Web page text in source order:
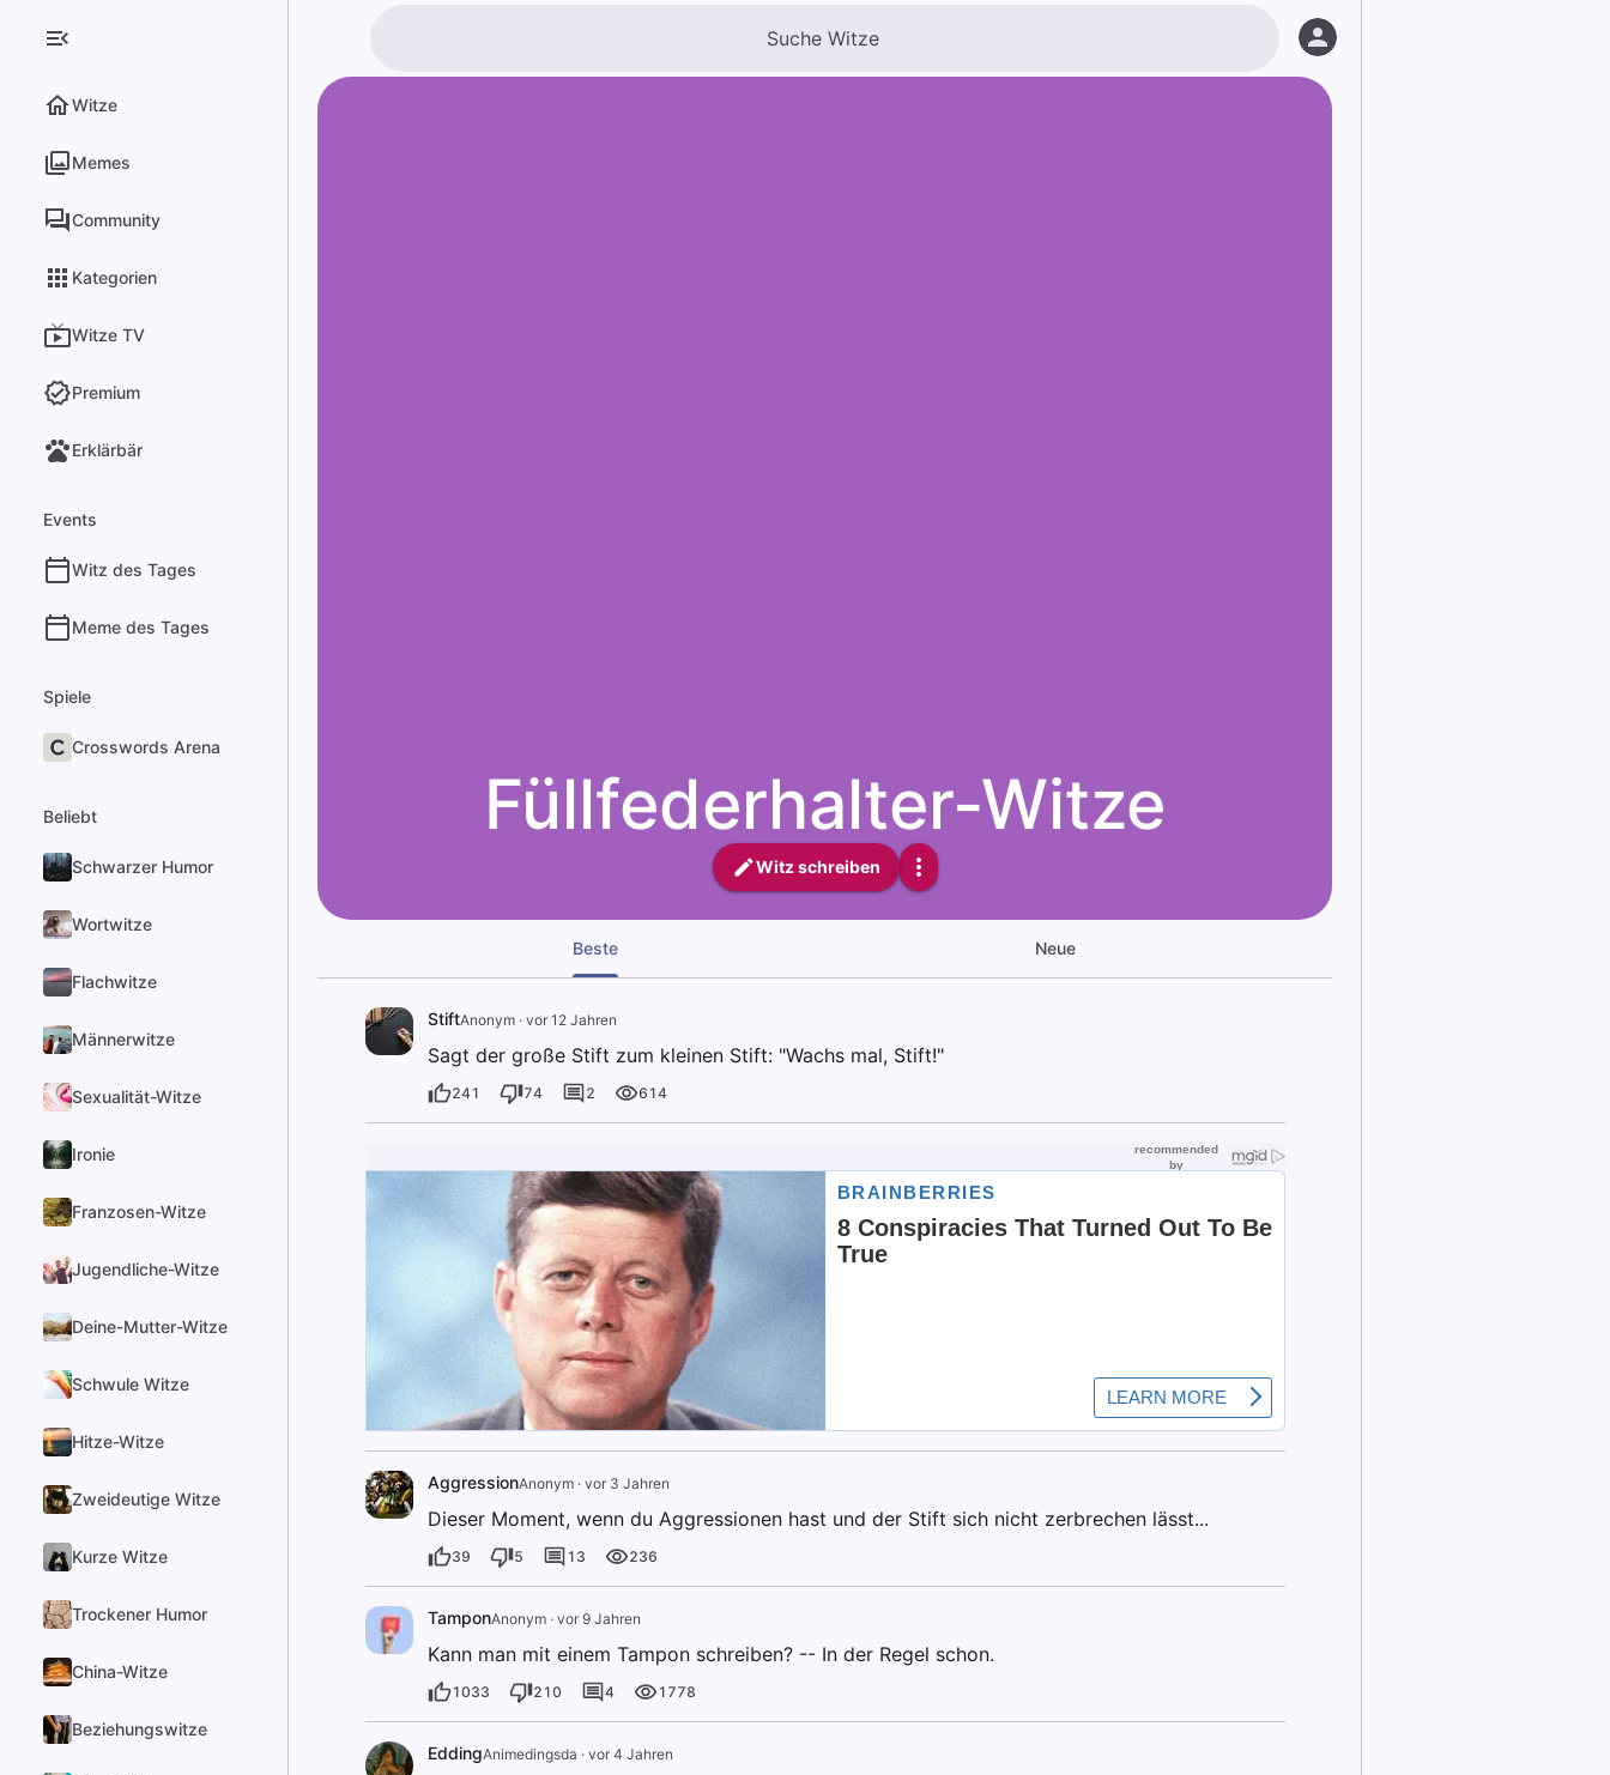
Witze
Memes
Community
Kategorien
Witze TV
Premium
Erklärbär
Events
Witz des Tages
Meme des Tages
Spiele
Crosswords Arena
Beliebt
Schwarzer Humor
Wortwitze
Flachwitze
Männerwitze
Sexualität-Witze
Ironie
Franzosen-Witze
Jugendliche-Witze
Deine-Mutter-Witze
Schwule Witze
Hitze-Witze
Zweideutige Witze
Kurze Witze
Trockener Humor
China-Witze
Beziehungswitze
Füllfederhalter-Witze
Witz schreiben
Beste Neue
StiftAnonym· vor 12 Jahren
Sagt der große Stift zum kleinen Stift: "Wachs mal, Stift!"
241 74 2 614
AggressionAnonym· vor 3 Jahren
Dieser Moment, wenn du Aggressionen hast und der Stift sich nicht zerbrechen lässt...
39 5 13 236
TamponAnonym· vor 9 Jahren
Kann man mit einem Tampon schreiben? -- In der Regel schon.
1033 210 4 1778
EddingAnimedingsda · vor 4 Jahren